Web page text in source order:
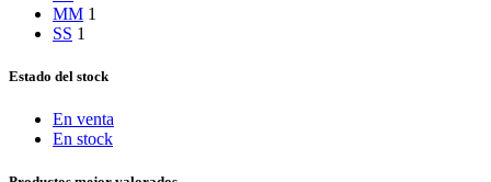
MM 1
SS 1
Estado del stock
En venta
En stock